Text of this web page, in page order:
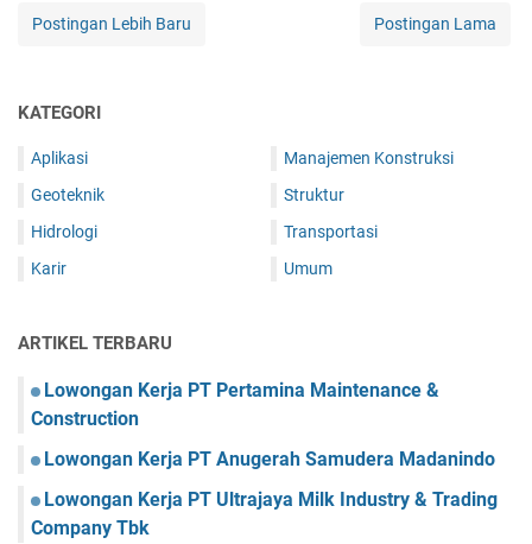
Postingan Lebih Baru Postingan Lama
KATEGORI
Aplikasi
Geoteknik
Hidrologi
Karir
Manajemen Konstruksi
Struktur
Transportasi
Umum
ARTIKEL TERBARU
Lowongan Kerja PT Pertamina Maintenance &
Construction
Lowongan Kerja PT Anugerah Samudera Madanindo
Lowongan Kerja PT Ultrajaya Milk Industry & Trading
Company Tbk